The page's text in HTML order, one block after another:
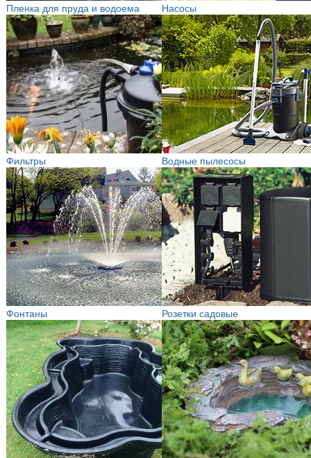
Пленка для пруда и водоема Насосы
Фильтры Водные пылесосы
Фонтаны Розетки садовые